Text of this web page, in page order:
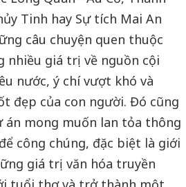
Tinh hay Sự tích Mai An
câu chuyện quen thuộc
nhiều giá trị về nguồn cội
nước, ý chí vượt khó và
đẹp của con người. Đó cũng
án mong muốn lan tỏa thông
công chúng, đặc biệt là giới
giá trị văn hóa truyền